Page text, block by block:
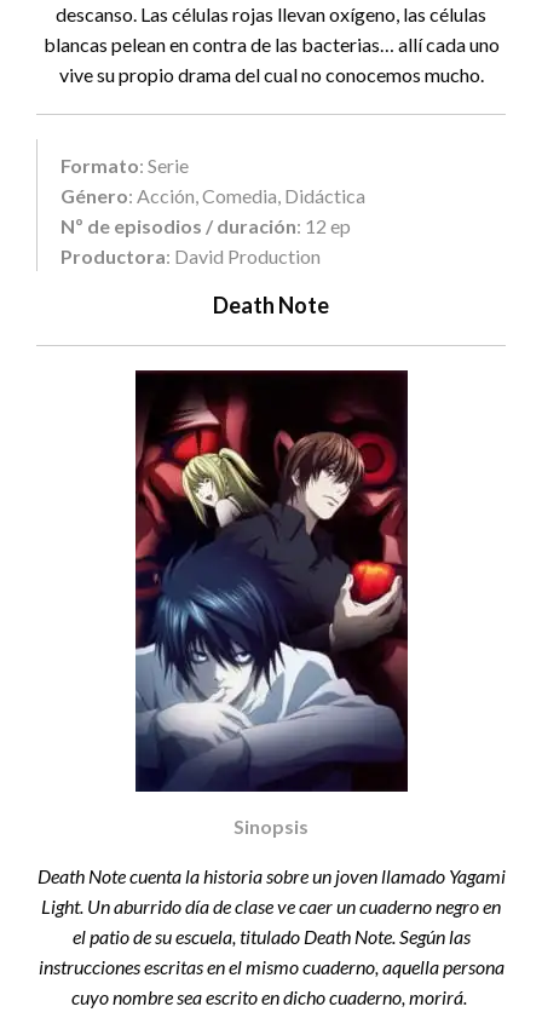
descanso. Las células rojas llevan oxígeno, las células
blancas pelean en contra de las bacterias… allí cada uno
vive su propio drama del cual no conocemos mucho.
Formato: Serie
Género: Acción, Comedia, Didáctica
Nº de episodios / duración: 12 ep
Productora: David Production
Death Note
Sinopsis
Death Note cuenta la historia sobre un joven llamado Yagami
Light. Un aburrido día de clase ve caer un cuaderno negro en
el patio de su escuela, titulado Death Note. Según las
instrucciones escritas en el mismo cuaderno, aquella persona
cuyo nombre sea escrito en dicho cuaderno, morirá.